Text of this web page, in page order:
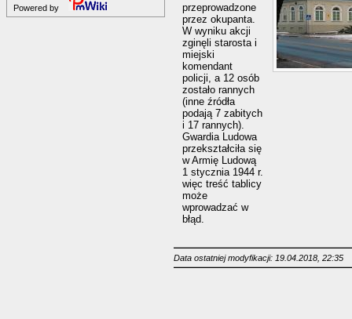
Powered by
przeprowadzone
przez okupanta.
W wyniku akcji
zginęli starosta i
miejski
komendant
policji, a 12 osób
zostało rannych
(inne źródła
podają 7 zabitych
i 17 rannych).
Gwardia Ludowa
przekształciła się
w Armię Ludową
1 stycznia 1944 r.
więc treść tablicy
może
wprowadzać w
błąd.
Data ostatniej modyfikacji: 19.04.2018, 22:35